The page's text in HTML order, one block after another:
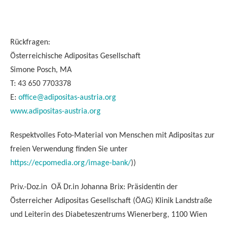
Rückfragen:
Österreichische Adipositas Gesellschaft
Simone Posch, MA
T: 43 650 7703378
E: office@adipositas-austria.org
www.adipositas-austria.org
Respektvolles Foto-Material von Menschen mit Adipositas zur
freien Verwendung finden Sie unter
https://ecpomedia.org/image-bank/))
Priv.-Doz.in OÄ Dr.in Johanna Brix: Präsidentin der
Österreicher Adipositas Gesellschaft (ÖAG) Klinik Landstraße
und Leiterin des Diabeteszentrums Wienerberg, 1100 Wien